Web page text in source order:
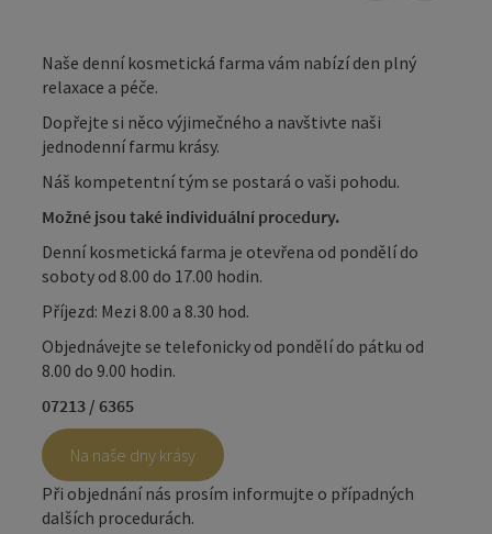
Naše denní kosmetická farma vám nabízí den plný
relaxace a péče.
Dopřejte si něco výjimečného a navštivte naši
jednodenní farmu krásy.
Náš kompetentní tým se postará o vaši pohodu.
Možné jsou také individuální procedury.
Denní kosmetická farma je otevřena od pondělí do
soboty od 8.00 do 17.00 hodin.
Příjezd: Mezi 8.00 a 8.30 hod.
Objednávejte se telefonicky od pondělí do pátku od
8.00 do 9.00 hodin.
07213 / 6365
Na naše dny krásy
Při objednání nás prosím informujte o případných
dalších procedurách.